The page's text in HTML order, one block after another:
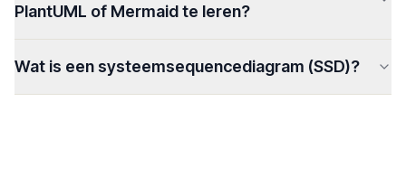
PlantUML of Mermaid te leren?
Wat is een systeemsequencediagram (SSD)?